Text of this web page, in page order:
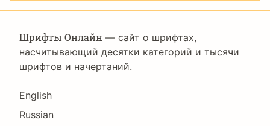
Шрифты Онлайн — сайт о шрифтах,
насчитывающий десятки категорий и тысячи
шрифтов и начертаний.
Language
English
Russian